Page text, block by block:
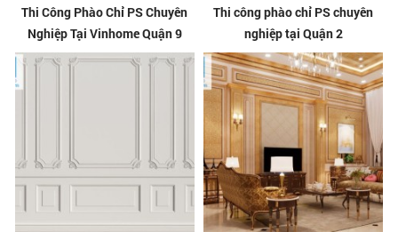
Thi Công Phào Chỉ PS Chuyên
Nghiệp Tại Vinhome Quận 9
Thi công phào chỉ PS chuyên
nghiệp tại Quận 2